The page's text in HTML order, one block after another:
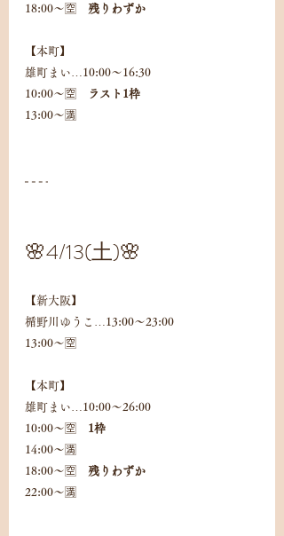
18:00〜🈳 残りわずか
【本町】
雄町まい…10:00〜16:30
10:00〜🈳
ラスト1枠
13:00〜🈵
🌸4/13(土)🌸
【新大阪】
楯野川ゆうこ…13:00〜23:00
13:00〜🈳
【本町】
雄町まい…10:00〜26:00
10:00〜🈳 1枠
14:00〜🈵
18:00〜🈳 残りわずか
22:00〜🈵